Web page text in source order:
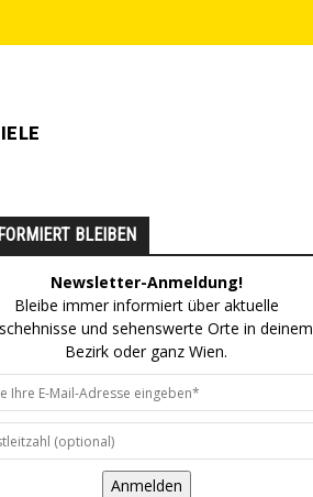
BLEIBEN
Newsletter-Anmeldung!
Bleibe immer informiert über aktuelle
und sehenswerte Orte in deinem
Bezirk oder ganz Wien.
Anmelden